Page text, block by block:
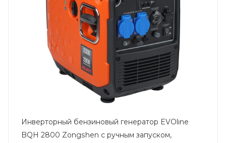
Инверторный бензиновый генератор EVOline
BQH 2800 Zongshen с ручным запуском,